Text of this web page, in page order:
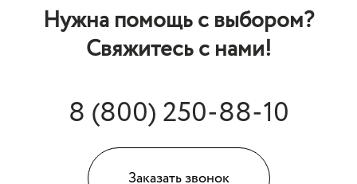
Нужна помощь с выбором?
Свяжитесь с нами!
8 (800) 250-88-10
Заказать звонок